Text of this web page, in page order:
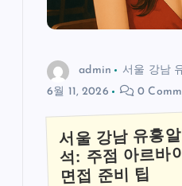
admin 서울 강남
6월 11, 2026
0
서울 강남 유흥
석: 주점 아르바
면접 준비 팁